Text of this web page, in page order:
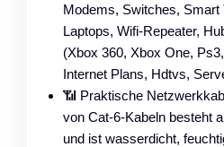
Modems, Switches,
Laptops, Wifi-Repeater,
(Xbox 360, Xbox One,
Internet Plans, Hdtvs,
📶 Praktische
von Cat-6-Kabeln besteht
und ist wasserdicht,